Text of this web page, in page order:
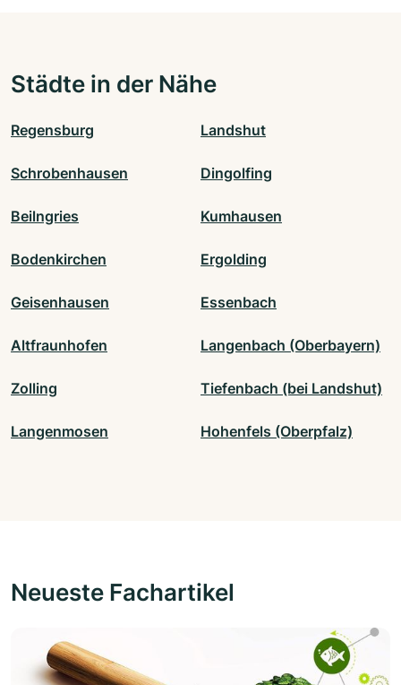
Städte in der Nähe
Regensburg Landshut
Schrobenhausen Dingolfing
Beilngries Kumhausen
Bodenkirchen Ergolding
Geisenhausen Essenbach
Altfraunhofen Langenbach (Oberbayern)
Zolling Tiefenbach (bei Landshut)
Langenmosen Hohenfels (Oberpfalz)
Neueste Fachartikel